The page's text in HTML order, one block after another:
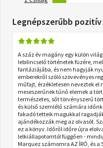
Legnépszerűbb
A száz év magány egy külön
lebilincselő történetek füzére,
fantáziájába, és nem hagyják
emberekről szóló szövevényes
műfajt, érzékletesen neveztek
meseszerűnek tűnő elemek a
természetes, sőt törvényszerű
és külső szemlélő számára
fakadó tetteik magukkal
ajándékozzák meg az olvasót.
ez a könyv. Időről időre újra
lelkiállapotomtól függően -
Marquez számomra AZ ÍRÓ, és a